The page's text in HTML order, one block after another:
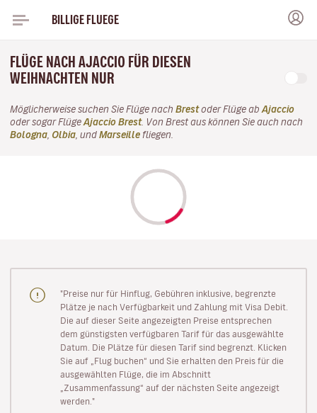
BILLIGE FLUEGE
FLÜGE NACH AJACCIO FÜR DIESEN
WEIHNACHTEN NUR
Möglicherweise suchen Sie Flüge nach Brestoder Flüge ab Ajaccio
oder sogar Flüge Ajaccio Brest. Von Brest aus können Sie auch nach
Bologna Olbia , und Marseille fliegen.
"Preise nur für Hinflug, Gebühren inklusive, begrenzte
Plätze je nach Verfügbarkeit und Zahlung mit Visa Debit.
Die auf dieser Seite angezeigten Preise entsprechen
dem günstigsten verfügbaren Tarif für das ausgewählte
Datum. Die Plätze für diesen Tarif sind begrenzt. Klicken
Sie auf „Flug buchen“ und Sie erhalten den Preis für die
ausgewählten Flüge, die im Abschnitt
„Zusammenfassung“ auf der nächsten Seite angezeigt
werden."